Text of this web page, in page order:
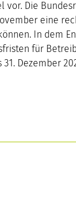
vor. Die
eine
In dem
für
Dezember